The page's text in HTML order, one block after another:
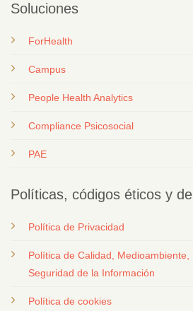
Soluciones
ForHealth
Campus
People Health Analytics
Compliance Psicosocial
PAE
Políticas, códigos éticos y
Política de Privacidad
Política de Calidad,
Seguridad de la Información
Política de cookies